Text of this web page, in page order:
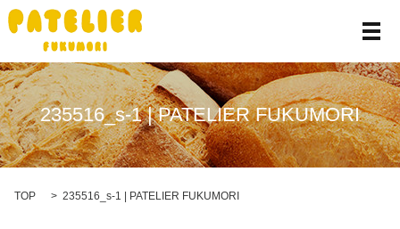
メ
235516_s-1 | PATELIER FUKUMORI
TOP 235516_s-1 | PATELIER FUKUMORI